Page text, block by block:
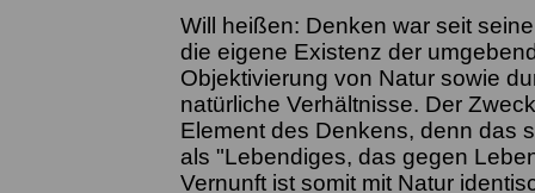
Will heißen: Denken war seit
die eigene Existenz der
Objektivierung von Natur sowie
natürliche Verhältnisse. Der
Element des Denkens, denn das
als "Lebendiges, das gegen
Vernunft ist somit mit Natur